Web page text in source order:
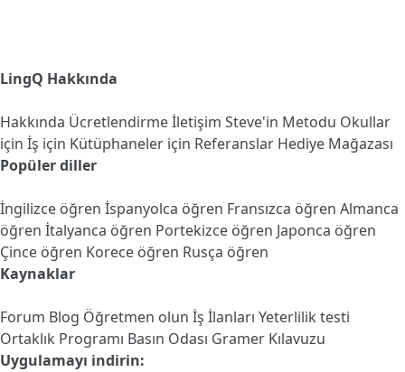
LingQ Hakkında
Hakkında Ücretlendirmeİletişim Steve'in Metodu Okullar
için İş için Kütüphaneler için Referanslar Hediye Mağazası
Popüler diller
İngilizce öğren İspanyolca öğren Fransızca öğren Almanca
öğren İtalyanca öğren Portekizce öğren Japonca öğren
Çince öğren Korece öğren Rusça öğren
Kaynaklar
Forum Blog Öğretmen olun İş İlanları Yeterlilik testi
Ortaklık Programı Basın Odası Gramer Kılavuzu
Uygulamayı indirin: